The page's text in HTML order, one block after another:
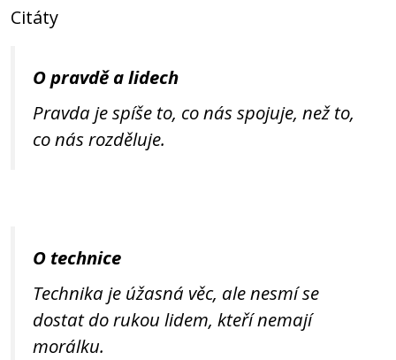
Citáty
O pravdě a lidech
Pravda je spíše to, co nás spojuje, než to,
co nás rozděluje.
O technice
Technika je úžasná věc, ale nesmí se
dostat do rukou lidem, kteří nemají
morálku.